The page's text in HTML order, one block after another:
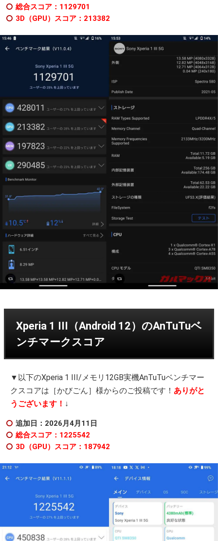
総合スコア：1129701
3D（GPU）スコア：213382
Xperia 1 III（Android 12）のAnTuTuベ
ンチマークスコア
▼以下のXperia 1 III/メモリ12GB実機AnTuTuベンチマー
クスコアは［かびごん］様からのご投稿です！ ありがと
うございます！ ↓
追加日：2026月4月11日
総合スコア：1225542
3D（GPU）スコア：187942